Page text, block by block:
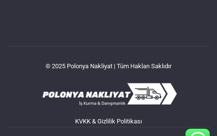
© 2025 Polonya Nakliyat | Tüm Hakları Saklıdır
KVKK & Gizlilik Politikası